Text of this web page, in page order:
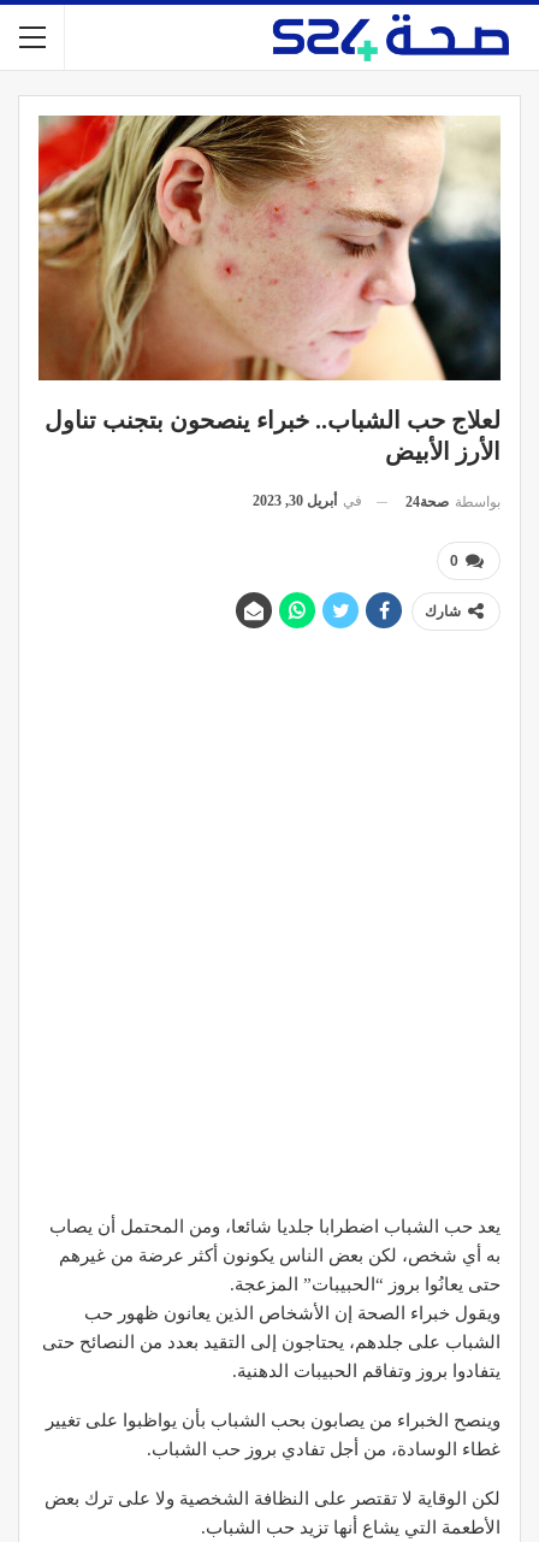
لعلاج حب الشباب.. خبراء ينصحون بتجنب تناول
الأرز الأبيض
بواسطة صحة24 في أبريل 30, 2023
0
شارك
يعد حب الشباب اضطرابا جلديا شائعا، ومن المحتمل أن يصاب
به أي شخص، لكن بعض الناس يكونون أكثر عرضة من غيرهم
حتى يعانُوا بروز “الحبيبات” المزعجة.
ويقول خبراء الصحة إن الأشخاص الذين يعانون ظهور حب
الشباب على جلدهم، يحتاجون إلى التقيد بعدد من النصائح حتى
يتفادوا بروز وتفاقم الحبيبات الدهنية.
وينصح الخبراء من يصابون بحب الشباب بأن يواظبوا على تغيير
غطاء الوسادة، من أجل تفادي بروز حب الشباب.
لكن الوقاية لا تقتصر على النظافة الشخصية ولا على ترك بعض
الأطعمة التي يشاع أنها تزيد حب الشباب.